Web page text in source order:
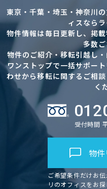
東京・千葉・埼玉・神奈川
ィスならラ
物件情報は毎日更新し、掲
多数ご
物件のご紹介・移転引越し
ワンストップで一括サポー
わせから移転に関するご相
く
受付時間
物
ご希望条件だけお
リのオフィスをお探